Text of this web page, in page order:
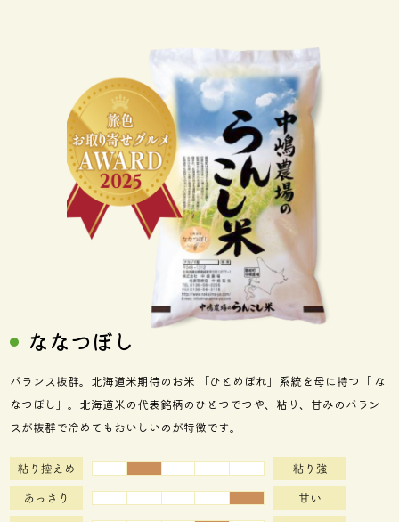
ななつぼし
バランス抜群。北海道米期待のお米 「ひとめぼれ」系統を母に持つ「 な
なつぼし」。北海道米の代表銘柄のひとつでつや、粘り、甘みのバラン
スが抜群で冷めてもおいしいのが特徴です。